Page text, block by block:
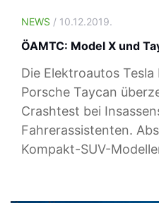
NEWS / 10.12.2019.
ÖAMTC: Model X und
Die Elektroautos
Porsche Taycan
Crashtest bei
Fahrerassistenten.
Kompakt-SUV-